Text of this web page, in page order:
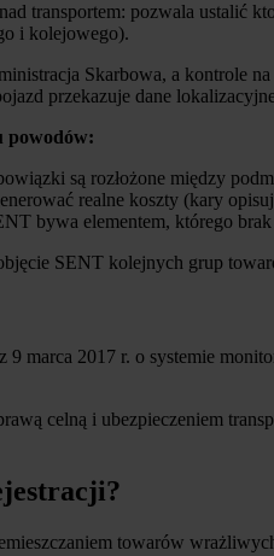
transportem: pozwala
i kolejowego).
Skarbowa, a kontrole
przekazuje dane
powodów:
są rozłożone między
realne koszty (kary
bywa elementem, którego
SENT kolejnych grup
9 marca 2017 r. o systemie
celną i ubezpieczeniem
towarów